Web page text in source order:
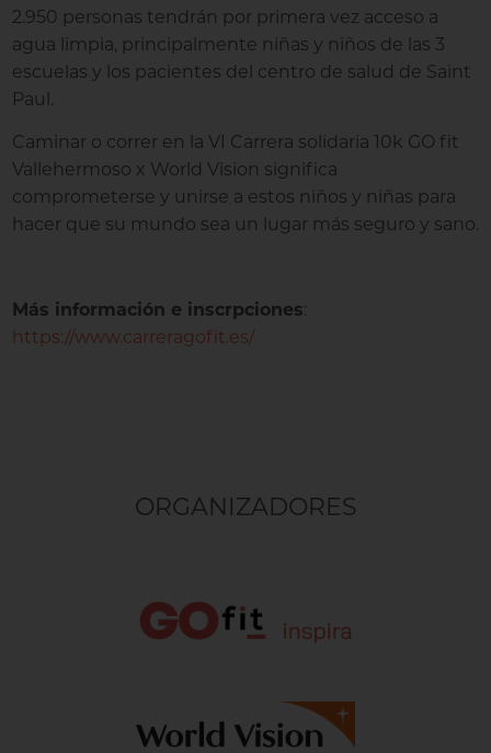
2.950 personas tendrán por primera vez acceso a
agua limpia, principalmente niñas y niños de las 3
escuelas y los pacientes del centro de salud de Saint
Paul.
Caminar o correr en la VI Carrera solidaria 10k GO fit
Vallehermoso x World Vision significa
comprometerse y unirse a estos niños y niñas para
hacer que su mundo sea un lugar más seguro y sano.
Más información e inscrpciones:
https://www.carreragofit.es/
ORGANIZADORES